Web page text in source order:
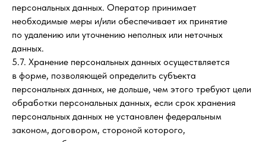
персональных данных. Оператор принимает
необходимые меры и/или обеспечивает их принятие
по удалению или уточнению неполных или неточных
данных.
5.7. Хранение персональных данных осуществляется
в форме, позволяющей определить субъекта
персональных данных, не дольше, чем этого требуют цели
обработки персональных данных, если срок хранения
персональных данных не установлен федеральным
законом, договором, стороной которого,